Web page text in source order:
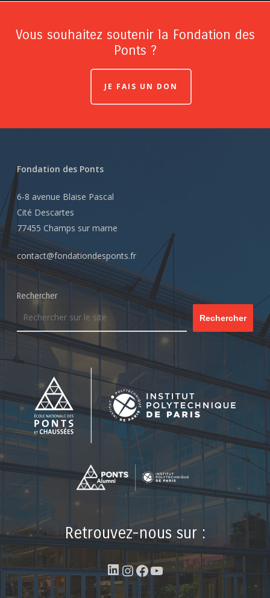
Vous souhaitez soutenir la Fondation des
Ponts ?
JE FAIS UN DON
Fondation des Ponts
6-8 avenue Blaise Pascal
Cité Descartes
77455 Champs sur marne
contact@fondationdesponts.fr
Rechercher
Rechercher
Retrouvez-nous sur :
LinkedIn
Instagram
Facebook
YouTube